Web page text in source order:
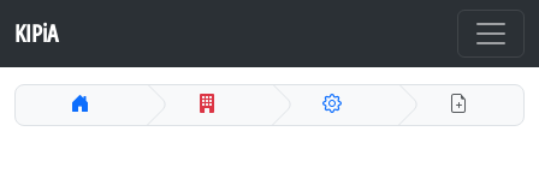
KIPiA